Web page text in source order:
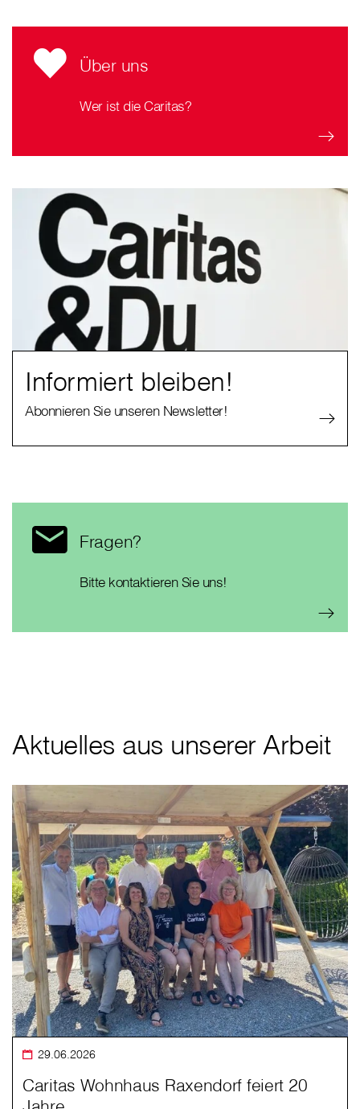
Über uns
Wer ist die Caritas?
Informiert bleiben!
Abonnieren Sie unseren Newsletter!
Fragen?
Bitte kontaktieren Sie uns!
Aktuelles aus unserer Arbeit
29.06.2026
Caritas Wohnhaus Raxendorf feiert 20